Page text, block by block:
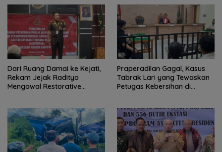
Dari Ruang Damai ke Kejati,
Rekam Jejak Radityo
Mengawal Restorative
Praperadilan Gagal, Kasus
Tabrak Lari yang Tewaskan
Petugas Kebersihan di